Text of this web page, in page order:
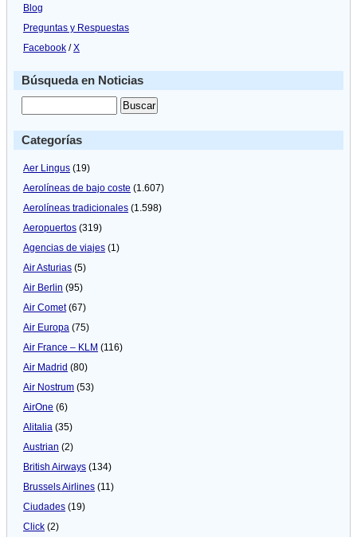
Blog
Preguntas y Respuestas
Facebook /X
Búsqueda en Noticias
Categorías
Aer Lingus (19)
Aerolíneas de bajo coste (1.607)
Aerolíneas tradicionales (1.598)
Aeropuertos (319)
Agencias de viajes (1)
Air Asturias (5)
Air Berlin (95)
Air Comet(67)
Air Europa (75)
Air France – KLM (116)
Air Madrid (80)
Air Nostrum (53)
AirOne (6)
Alitalia (35)
Austrian (2)
British Airways (134)
Brussels Airlines (11)
Ciudades (19)
Click (2)